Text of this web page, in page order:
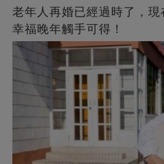
老年人再婚已經過時了，現
幸福晚年觸手可得！